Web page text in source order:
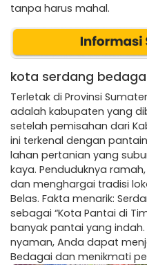
tanpa harus mahal.
kota serdang
Terletak di Provinsi
adalah kabupaten yang
setelah pemisahan dari
ini terkenal dengan
lahan pertanian yang
kaya. Penduduknya
dan menghargai tradisi
Belas. Fakta menarik:
sebagai “Kota Pantai di
banyak pantai yang
nyaman, Anda dapat
Bedagai dan menikmati